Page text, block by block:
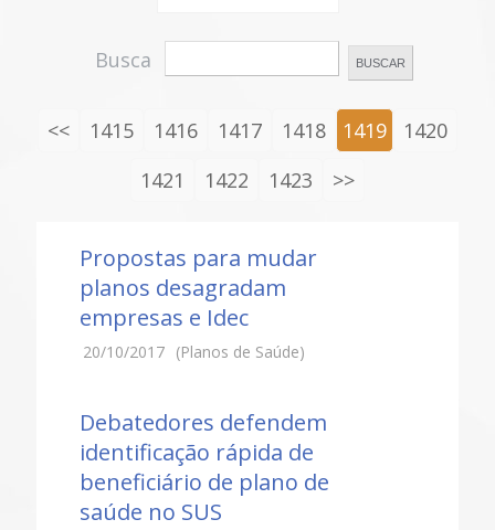
Busca
<< 1415 1416 1417 1418 1419
1420
1421
1422 1423 >>
Propostas para mudar
planos desagradam
empresas e Idec
20/10/2017 (Planos de Saúde)
Debatedores defendem
identificação rápida de
beneficiário de plano de
saúde no SUS